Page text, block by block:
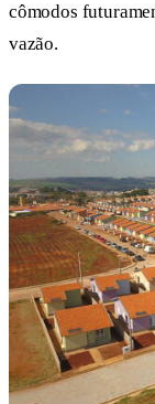
cômodos
vazão.